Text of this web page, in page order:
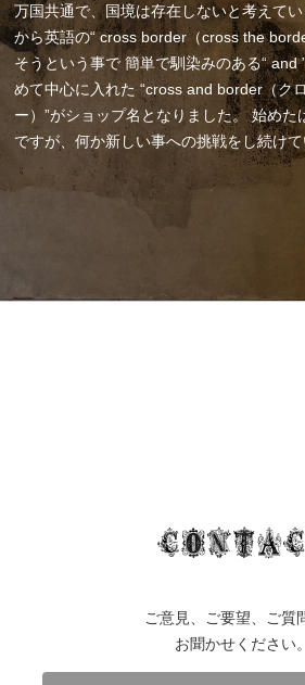
万国共通で、国境は存在しないと考えてい
から英語の“ cross border（cross the
そうという事で簡単で馴染みのある“ and
めて中心に入れた “cross and border（ク
ー）”がショップ名となりました。始めた
ですが、何か新しい事への挑戦をし続けて
ご意見、ご要望、ご質
お聞かせください。